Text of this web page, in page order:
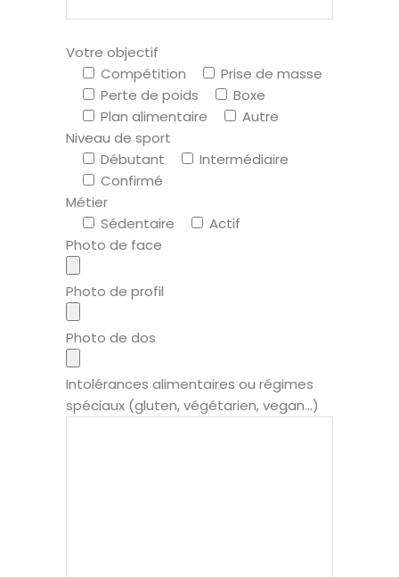
Votre objectif
Compétition
Prise de masse
Perte de poids
Boxe
Plan alimentaire
Autre
Niveau de sport
Débutant
Intermédiaire
Confirmé
Métier
Sédentaire
Actif
Photo de face
Photo de profil
Photo de dos
Intolérances alimentaires ou régimes
spéciaux (gluten, végétarien, vegan...)